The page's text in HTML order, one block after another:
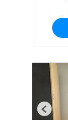
Previous